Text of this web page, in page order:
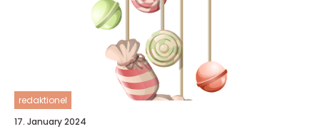
redaktionel
17. January 2024